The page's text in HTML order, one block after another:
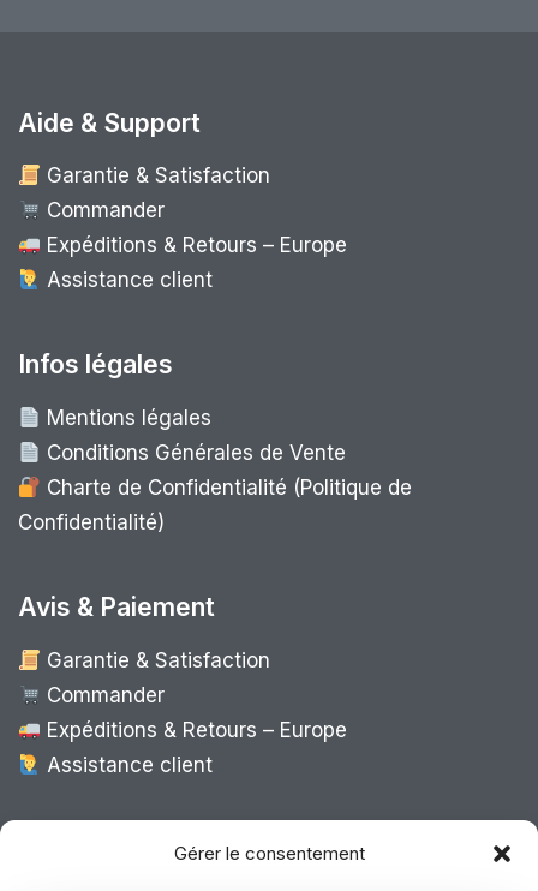
Gérer le consentement
Aide & Support
Garantie & Satisfaction
Commander
Expéditions & Retours – Europe
Assistance client
Infos légales
Mentions légales
Conditions Générales de Vente
Charte de Confidentialité (Politique de
Confidentialité)
Avis & Paiement
Garantie & Satisfaction
Commander
Expéditions & Retours – Europe
Assistance client
Expédition Europe